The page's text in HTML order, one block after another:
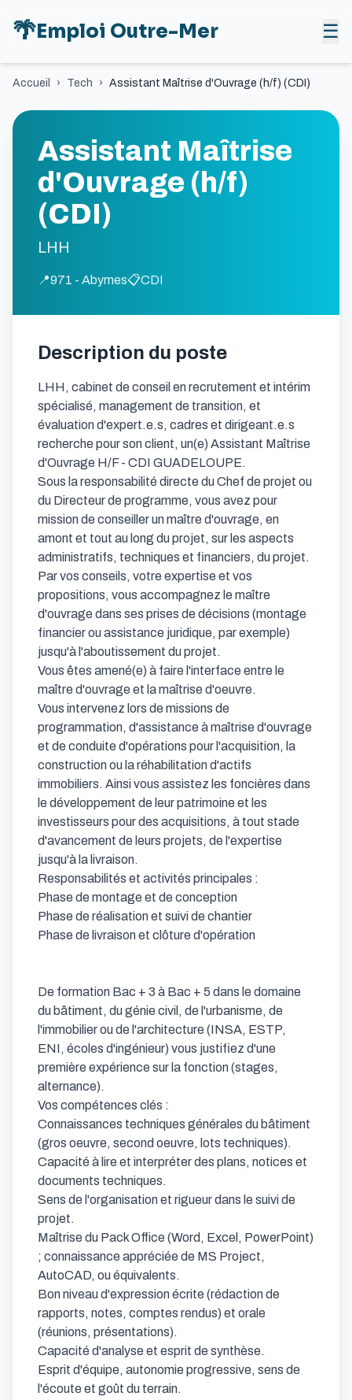
🌴Emploi Outre-Mer ☰
Accueil › Tech › Assistant Maîtrise d'Ouvrage (h/f) (CDI)
Assistant Maîtrise
d'Ouvrage (h/f)
(CDI)
LHH
📍971 - Abymes📋CDI
Description du poste
LHH, cabinet de conseil en recrutement et intérim
spécialisé, management de transition, et
évaluation d'expert.e.s, cadres et dirigeant.e.s
recherche pour son client, un(e) Assistant Maîtrise
d'Ouvrage H/F - CDI GUADELOUPE.
Sous la responsabilité directe du Chef de projet ou
du Directeur de programme, vous avez pour
mission de conseiller un maître d'ouvrage, en
amont et tout au long du projet, sur les aspects
administratifs, techniques et financiers, du projet.
Par vos conseils, votre expertise et vos
propositions, vous accompagnez le maître
d'ouvrage dans ses prises de décisions (montage
financier ou assistance juridique, par exemple)
jusqu'à l'aboutissement du projet.
Vous êtes amené(e) à faire l'interface entre le
maître d'ouvrage et la maîtrise d'oeuvre.
Vous intervenez lors de missions de
programmation, d'assistance à maîtrise d'ouvrage
et de conduite d'opérations pour l'acquisition, la
construction ou la réhabilitation d'actifs
immobiliers. Ainsi vous assistez les foncières dans
le développement de leur patrimoine et les
investisseurs pour des acquisitions, à tout stade
d'avancement de leurs projets, de l'expertise
jusqu'à la livraison.
Responsabilités et activités principales :
Phase de montage et de conception
Phase de réalisation et suivi de chantier
Phase de livraison et clôture d'opération
De formation Bac + 3 à Bac + 5 dans le domaine
du bâtiment, du génie civil, de l'urbanisme, de
l'immobilier ou de l'architecture (INSA, ESTP,
ENI, écoles d'ingénieur) vous justifiez d'une
première expérience sur la fonction (stages,
alternance).
Vos compétences clés :
Connaissances techniques générales du bâtiment
(gros oeuvre, second oeuvre, lots techniques).
Capacité à lire et interpréter des plans, notices et
documents techniques.
Sens de l'organisation et rigueur dans le suivi de
projet.
Maîtrise du Pack Office (Word, Excel, PowerPoint)
; connaissance appréciée de MS Project,
AutoCAD, ou équivalents.
Bon niveau d'expression écrite (rédaction de
rapports, notes, comptes rendus) et orale
(réunions, présentations).
Capacité d'analyse et esprit de synthèse.
Esprit d'équipe, autonomie progressive, sens de
l'écoute et goût du terrain.